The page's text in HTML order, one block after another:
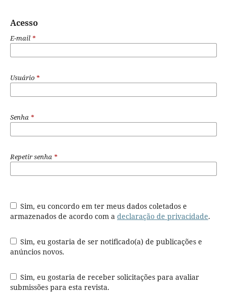
Acesso
E-mail *
Usuário *
Senha *
Repetir senha *
Sim, eu concordo em ter meus dados coletados e
armazenados de acordo com a declaração de privacidade.
Sim, eu gostaria de ser notificado(a) de publicações e
anúncios novos.
Sim, eu gostaria de receber solicitações para avaliar
submissões para esta revista.